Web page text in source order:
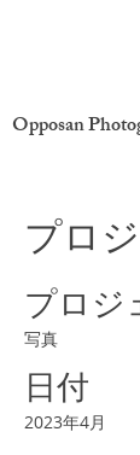
Opposan
プロ
プロジ
写真
日付
2023年4月